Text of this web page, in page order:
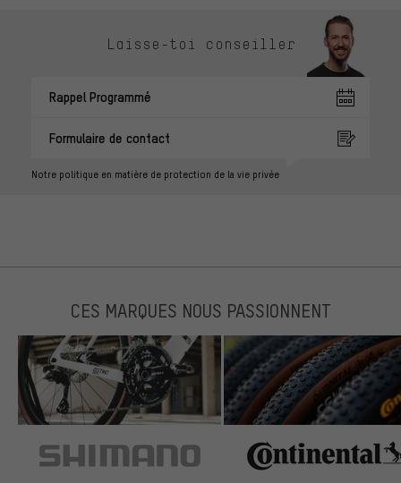
Laisse-toi conseiller
Rappel Programmé
Formulaire de contact
Notre politique en matière de protection de la vie privée
CES MARQUES NOUS PASSIONNENT